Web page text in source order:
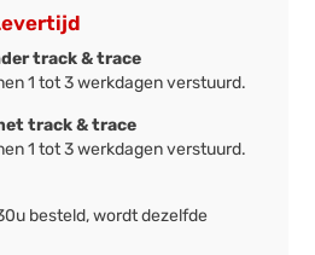
track & trace
1 tot 3 werkdagen verstuurd.
track & trace
1 tot 3 werkdagen verstuurd.
besteld, wordt dezelfde